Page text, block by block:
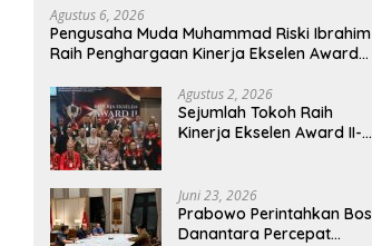
Agustus 6, 2026
Pengusaha Muda Muhammad Riski Ibrahim
Raih Penghargaan Kinerja Ekselen Award
Agustus 2, 2026
Sejumlah Tokoh Raih
Kinerja Ekselen Award II-
Juni 23, 2026
Prabowo Perintahkan Bos
Danantara Percepat